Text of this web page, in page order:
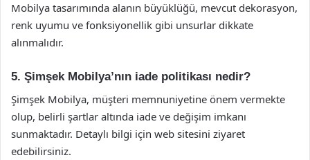
Mobilya tasarımında alanın büyüklüğü, mevcut dekorasyon,
renk uyumu ve fonksiyonellik gibi unsurlar dikkate
alınmalıdır.
5. Şimşek Mobilya’nın iade politikası nedir?
Şimşek Mobilya, müşteri memnuniyetine önem vermekte
olup, belirli şartlar altında iade ve değişim imkanı
sunmaktadır. Detaylı bilgi için web sitesini ziyaret
edebilirsiniz.